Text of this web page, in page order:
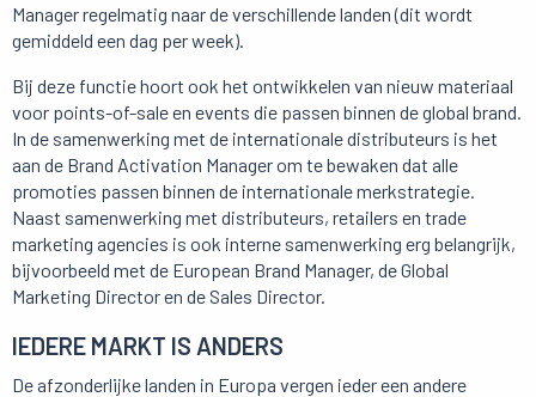
Manager regelmatig naar de verschillende landen (dit wordt
gemiddeld een dag per week).
Bij deze functie hoort ook het ontwikkelen van nieuw materiaal
voor points-of-sale en events die passen binnen de global brand.
In de samenwerking met de internationale distributeurs is het
aan de Brand Activation Manager om te bewaken dat alle
promoties passen binnen de internationale merkstrategie.
Naast samenwerking met distributeurs, retailers en trade
marketing agencies is ook interne samenwerking erg belangrijk,
bijvoorbeeld met de European Brand Manager, de Global
Marketing Director en de Sales Director.
IEDERE MARKT IS ANDERS
De afzonderlijke landen in Europa vergen ieder een andere